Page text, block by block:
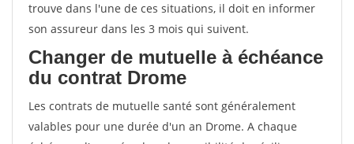
trouve dans l'une de ces situations, il doit en informer
son assureur dans les 3 mois qui suivent.
Changer de mutuelle à échéance
du contrat Drome
Les contrats de mutuelle santé sont généralement
valables pour une durée d'un an Drome. A chaque